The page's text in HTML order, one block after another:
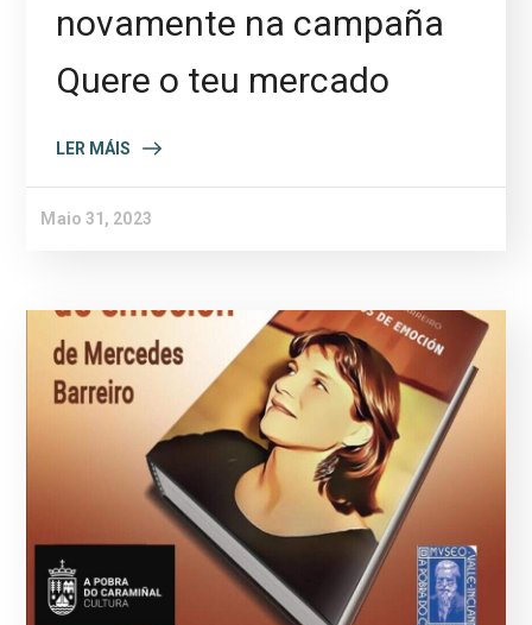
novamente na campaña
Quere o teu mercado
LER MÁIS
Maio 31, 2023